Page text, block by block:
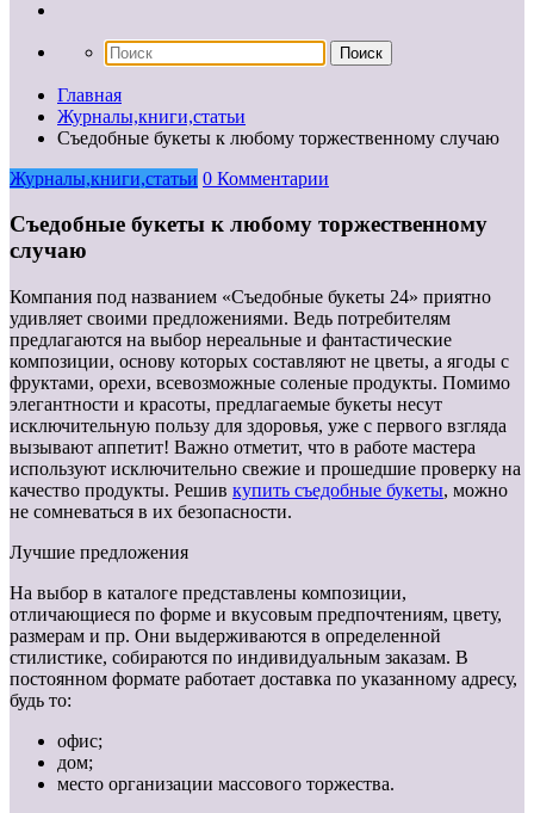
Главная
Журналы,книги,статьи
Съедобные букеты к любому торжественному случаю
Журналы,книги,статьи 0 Комментарии
Съедобные букеты к любому торжественному
случаю
Компания под названием «Съедобные букеты 24» приятно
удивляет своими предложениями. Ведь потребителям
предлагаются на выбор нереальные и фантастические
композиции, основу которых составляют не цветы, а ягоды с
фруктами, орехи, всевозможные соленые продукты. Помимо
элегантности и красоты, предлагаемые букеты несут
исключительную пользу для здоровья, уже с первого взгляда
вызывают аппетит! Важно отметит, что в работе мастера
используют исключительно свежие и прошедшие проверку на
качество продукты. Решив купить съедобные букеты, можно
не сомневаться в их безопасности.
Лучшие предложения
На выбор в каталоге представлены композиции,
отличающиеся по форме и вкусовым предпочтениям, цвету,
размерам и пр. Они выдерживаются в определенной
стилистике, собираются по индивидуальным заказам. В
постоянном формате работает доставка по указанному адресу,
будь то:
офис;
дом;
место организации массового торжества.